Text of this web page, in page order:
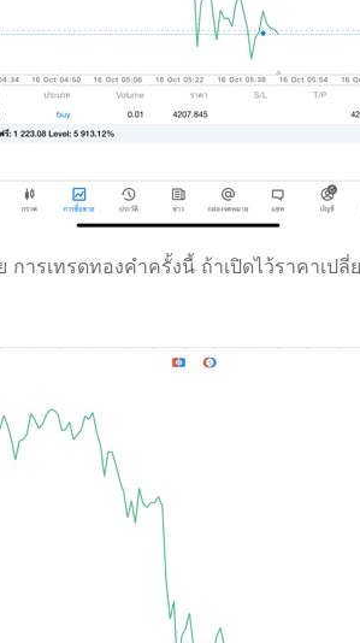
การเทรดทองคำครั้งนี้ ถ้าเปิดไว้ราคาเป